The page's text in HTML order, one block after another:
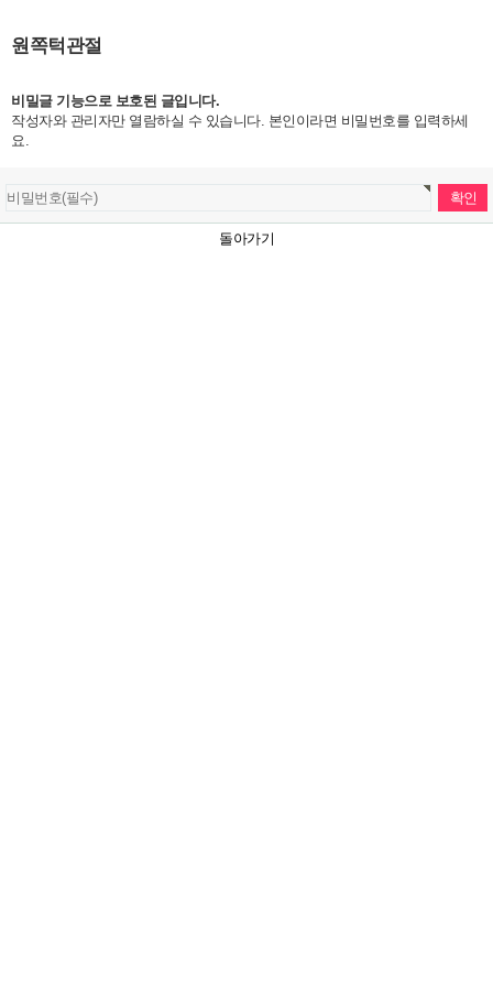
원쪽턱관절
비밀글 기능으로 보호된 글입니다.
작성자와 관리자만 열람하실 수 있습니다. 본인이라면 비밀번호를 입력하세
요.
돌아가기